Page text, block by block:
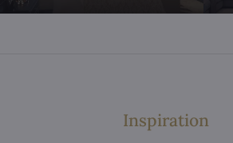
Inspiration